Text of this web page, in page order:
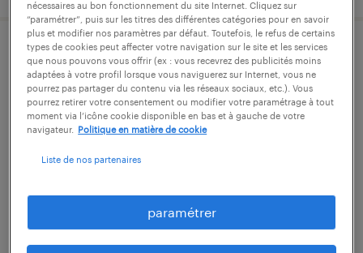
agent de fabrication (f/h)
batilly, meurthe-et-moselle
intérim
publié le 29 juillet 2026
nécessaires au bon fonctionnement du site Internet. Cliquez sur
“paramétrer”, puis sur les titres des différentes catégories pour en savoir
plus et modifier nos paramètres par défaut. Toutefois, le refus de certains
types de cookies peut affecter votre navigation sur le site et les services
que nous pouvons vous offrir (ex : vous recevrez des publicités moins
adaptées à votre profil lorsque vous naviguerez sur Internet, vous ne
pourrez pas partager du contenu via les réseaux sociaux, etc.). Vous
pourrez retirer votre consentement ou modifier votre paramétrage à tout
moment via l’icône cookie disponible en bas et à gauche de votre
navigateur.
Politique en matière de cookie
Liste de nos partenaires
paramétrer